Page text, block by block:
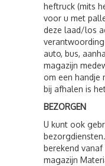
heftruck (mits
voor u met
deze laad/los
auto, bus,
magazijn
om een handje
bij afhalen is
BEZORGEN
U kunt ook
berekend
magazijn